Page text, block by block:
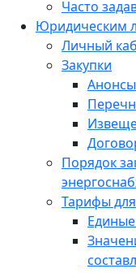
Часто
Юридическим
Личный
Закупки
Анонсы
Порядок
Тарифы